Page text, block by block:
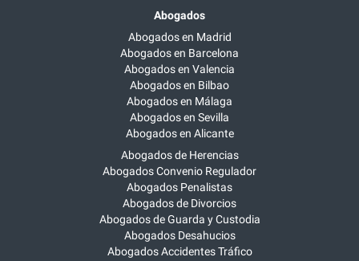
Abogados
Abogados en Madrid
Abogados en Barcelona
Abogados en Valencia
Abogados en Bilbao
Abogados en Málaga
Abogados en Sevilla
Abogados en Alicante
Abogados de Herencias
Abogados Convenio Regulador
Abogados Penalistas
Abogados de Divorcios
Abogados de Guarda y Custodia
Abogados Desahucios
Abogados Accidentes Tráfico